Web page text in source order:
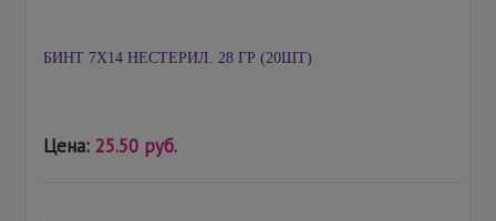
БИНТ 7Х14 НЕСТЕРИЛ. 28 ГР (20ШТ)
Цена: 25.50 руб.